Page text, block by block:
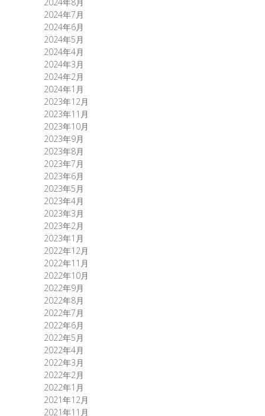
2024年7月
2024年6月
2024年5月
2024年4月
2024年3月
2024年2月
2024年1月
2023年12月
2023年11月
2023年10月
2023年9月
2023年8月
2023年7月
2023年6月
2023年5月
2023年4月
2023年3月
2023年2月
2023年1月
2022年12月
2022年11月
2022年10月
2022年9月
2022年8月
2022年7月
2022年6月
2022年5月
2022年4月
2022年3月
2022年2月
2022年1月
2021年12月
2021年11月